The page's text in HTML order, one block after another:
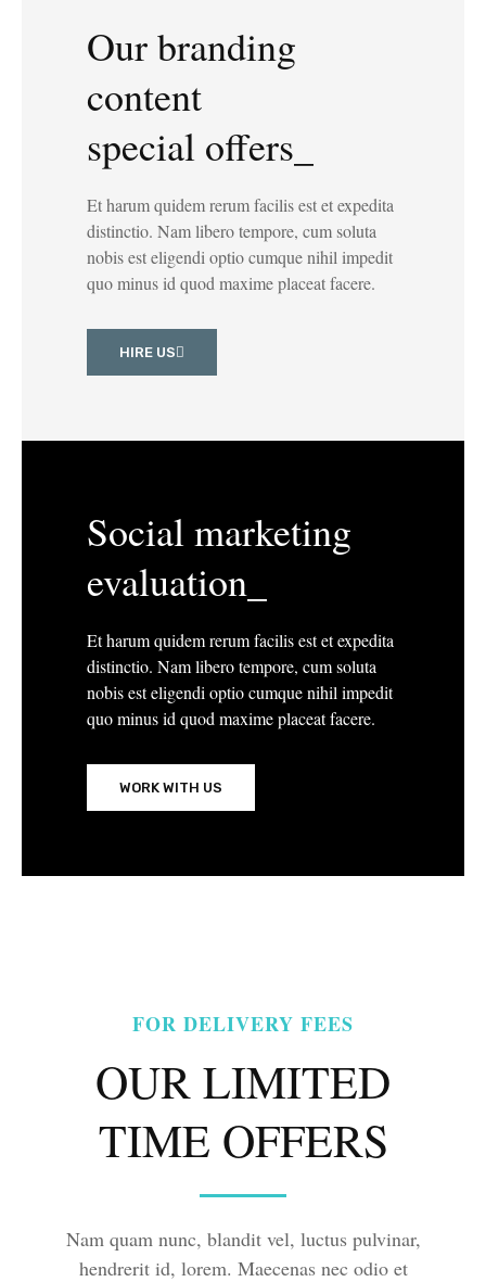
Our branding
content
special offers_
Et harum quidem rerum facilis est et expedita
distinctio. Nam libero tempore, cum soluta
nobis est eligendi optio cumque nihil impedit
quo minus id quod maxime placeat facere.
HIRE US
Social marketing
evaluation_
Et harum quidem rerum facilis est et expedita
distinctio. Nam libero tempore, cum soluta
nobis est eligendi optio cumque nihil impedit
quo minus id quod maxime placeat facere.
WORK WITH US
FOR DELIVERY FEES
OUR LIMITED
TIME OFFERS
Nam quam nunc, blandit vel, luctus pulvinar,
hendrerit id, lorem. Maecenas nec odio et